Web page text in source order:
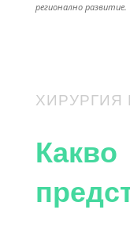
регионално развитие.
ХИРУРГИЯ
Какво